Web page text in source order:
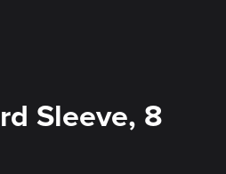
Sleeve, 8